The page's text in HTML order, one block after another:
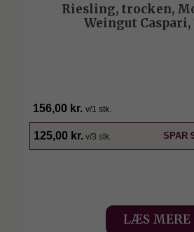
Riesling, trocken,
Weingut
156,00 kr. v/1 stk.
125,00 kr. v/3 stk. SPAR
LÆS MERE